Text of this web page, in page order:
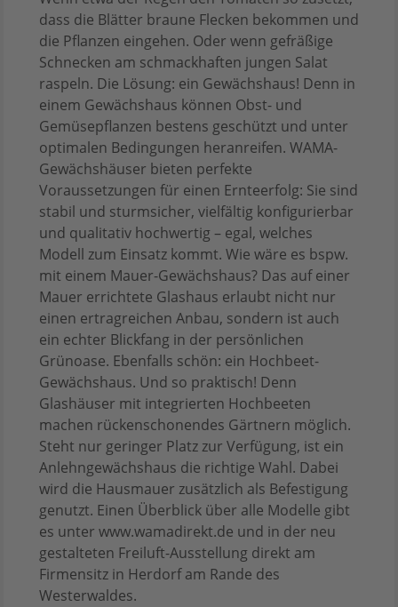
dass die Blätter braune Flecken bekommen und
die Pflanzen eingehen. Oder wenn gefräßige
Schnecken am schmackhaften jungen Salat
raspeln. Die Lösung: ein Gewächshaus! Denn in
einem Gewächshaus können Obst- und
Gemüsepflanzen bestens geschützt und unter
optimalen Bedingungen heranreifen. WAMA-
Gewächshäuser bieten perfekte
Voraussetzungen für einen Ernteerfolg: Sie sind
stabil und sturmsicher, vielfältig konfigurierbar
und qualitativ hochwertig – egal, welches
Modell zum Einsatz kommt. Wie wäre es bspw.
mit einem Mauer-Gewächshaus? Das auf einer
Mauer errichtete Glashaus erlaubt nicht nur
einen ertragreichen Anbau, sondern ist auch
ein echter Blickfang in der persönlichen
Grünoase. Ebenfalls schön: ein Hochbeet-
Gewächshaus. Und so praktisch! Denn
Glashäuser mit integrierten Hochbeeten
machen rückenschonendes Gärtnern möglich.
Steht nur geringer Platz zur Verfügung, ist ein
Anlehngewächshaus die richtige Wahl. Dabei
wird die Hausmauer zusätzlich als Befestigung
genutzt. Einen Überblick über alle Modelle gibt
es unter www.wamadirekt.de und in der neu
gestalteten Freiluft-Ausstellung direkt am
Firmensitz in Herdorf am Rande des
Westerwaldes.